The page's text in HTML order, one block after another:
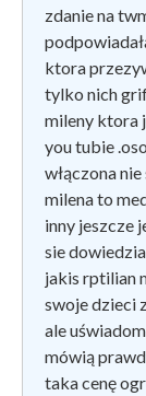
zdanie na
ktora
tylko nich
mileny ktora
you tubie
włączona
milena to
inny jeszcze
sie
jakis rptilian
swoje dzieci
ale
mówią
taka cenę